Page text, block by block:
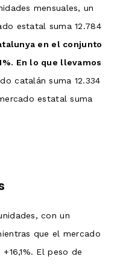
mensuales, un
estatal suma 12.784
en el conjunto
En lo que llevamos
catalán suma 12.334
estatal suma
con un
que el mercado
El peso de